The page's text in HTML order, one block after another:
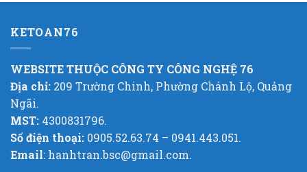
KETOAN76
WEBSITE THUỘC CÔNG TY CÔNG NGHỆ 76
Địa chỉ: 209 Trường Chinh, Phường Chánh Lộ, Quảng
Ngãi.
MST: 4300831796.
Số điện thoại: 0905.52.63.74 – 0941.443.051.
Email: hanhtran.bsc@gmail.com.